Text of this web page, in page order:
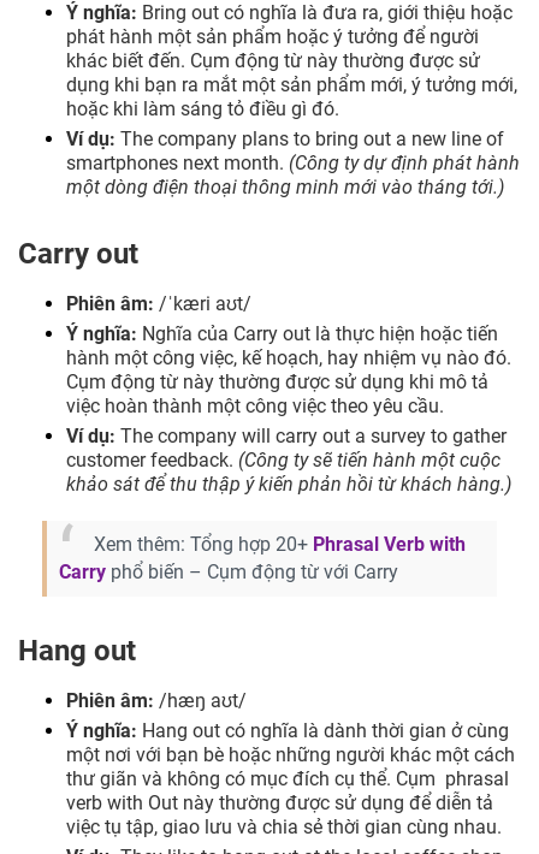
Ý nghĩa: Bring out có nghĩa là đưa ra, giới thiệu hoặc
phát hành một sản phẩm hoặc ý tưởng để người
khác biết đến. Cụm động từ này thường được sử
dụng khi bạn ra mắt một sản phẩm mới, ý tưởng mới,
hoặc khi làm sáng tỏ điều gì đó.
Ví dụ: The company plans to bring out a new line of
smartphones next month. (Công ty dự định phát hành
một dòng điện thoại thông minh mới vào tháng tới.)
Carry out
Phiên âm: /ˈkæri aʊt/
Ý nghĩa: Nghĩa của Carry out là thực hiện hoặc tiến
hành một công việc, kế hoạch, hay nhiệm vụ nào đó.
Cụm động từ này thường được sử dụng khi mô tả
việc hoàn thành một công việc theo yêu cầu.
Ví dụ: The company will carry out a survey to gather
customer feedback. (Công ty sẽ tiến hành một cuộc
khảo sát để thu thập ý kiến phản hồi từ khách hàng.)
Xem thêm: Tổng hợp 20+ Phrasal Verb with
Carry phổ biến – Cụm động từ với Carry
Hang out
Phiên âm: /hæŋ aʊt/
Ý nghĩa: Hang out có nghĩa là dành thời gian ở cùng
một nơi với bạn bè hoặc những người khác một cách
thư giãn và không có mục đích cụ thể. Cụm phrasal
verb with Out này thường được sử dụng để diễn tả
việc tụ tập, giao lưu và chia sẻ thời gian cùng nhau.